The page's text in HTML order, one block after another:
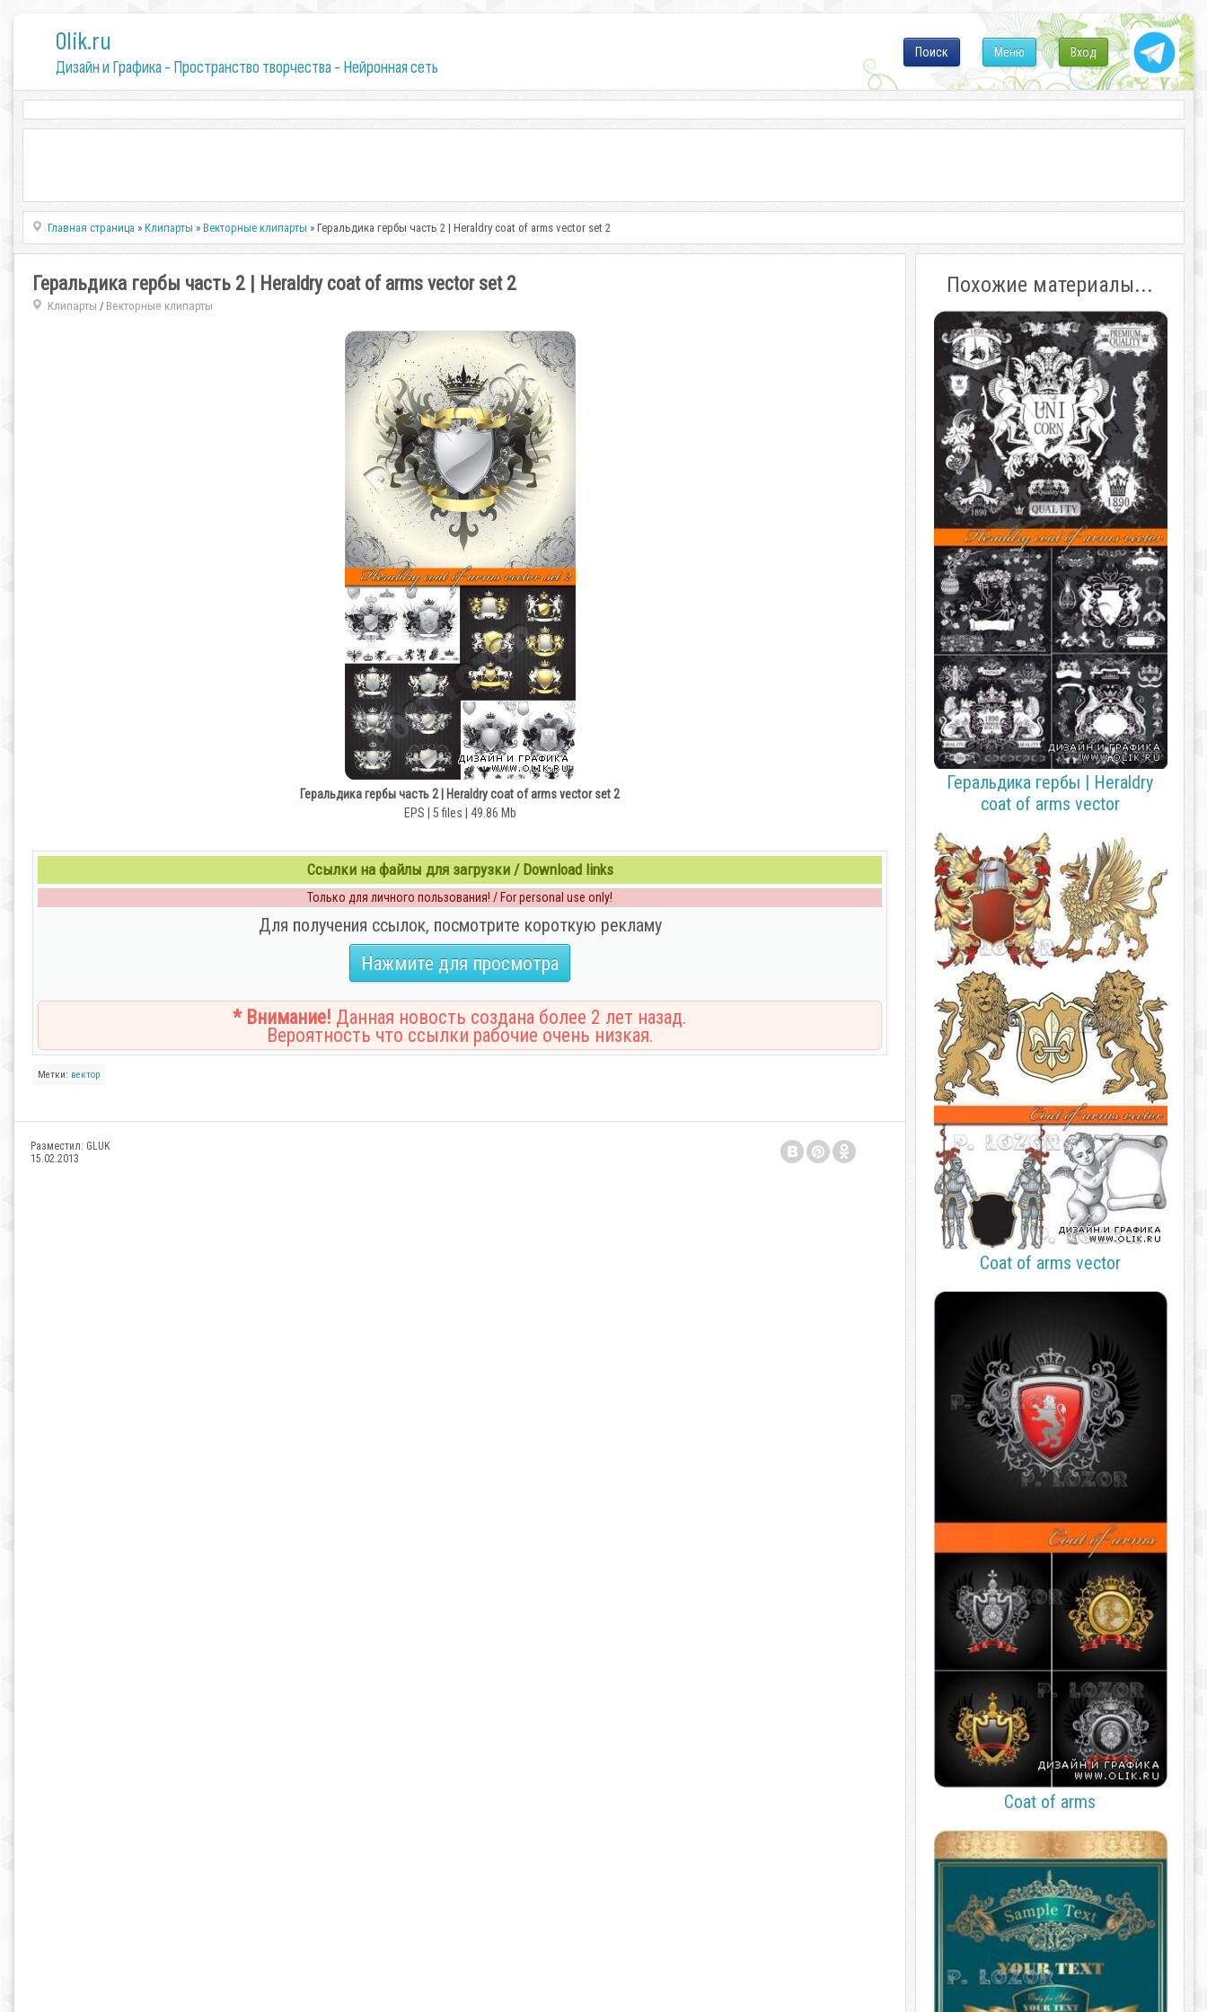
0lik.ru
Дизайн и Графика - Пространство творчества - Нейронная сеть
Вход
Меню
Поиск
Главная страница »Клипарты »Векторные клипарты » Геральдика гербы часть 2 | Heraldry coat of arms vector set 2
Геральдика гербы часть 2 | Heraldry coat of arms vector set 2
Клипарты / Векторные клипарты
Геральдика гербы часть 2 | Heraldry coat of arms vector set 2
EPS | 5 files | 49.86 Mb
Ссылки на файлы для загрузки / Download links
Только для личного пользования! / For personal use only!
Для получения ссылок, посмотрите короткую рекламу
Нажмите для просмотра
* Внимание! Данная новость создана более 2 лет назад.
Вероятность что ссылки рабочие очень низкая.
Метки: вектор
Разместил: GLUK
15.02.2013
Похожие материалы...
Геральдика гербы | Heraldry
coat of arms vector
Coat of arms vector
Coat of arms